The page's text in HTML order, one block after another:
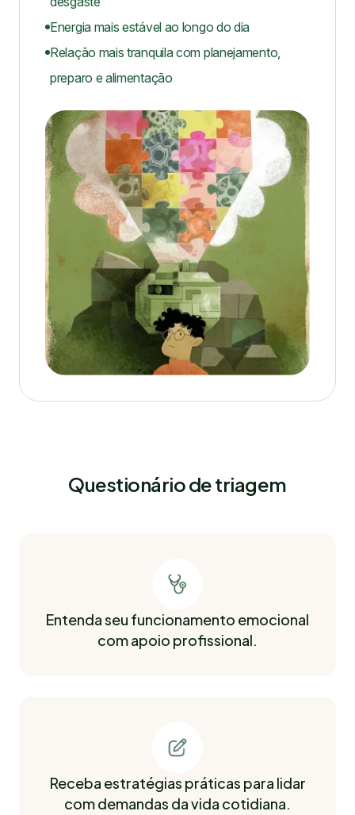
Energia mais estável ao longo do dia
Relação mais tranquila com planejamento,
preparo e alimentação
Questionário de triagem
Entenda seu funcionamento emocional
com apoio profissional.
Receba estratégias práticas para lidar
com demandas da vida cotidiana.